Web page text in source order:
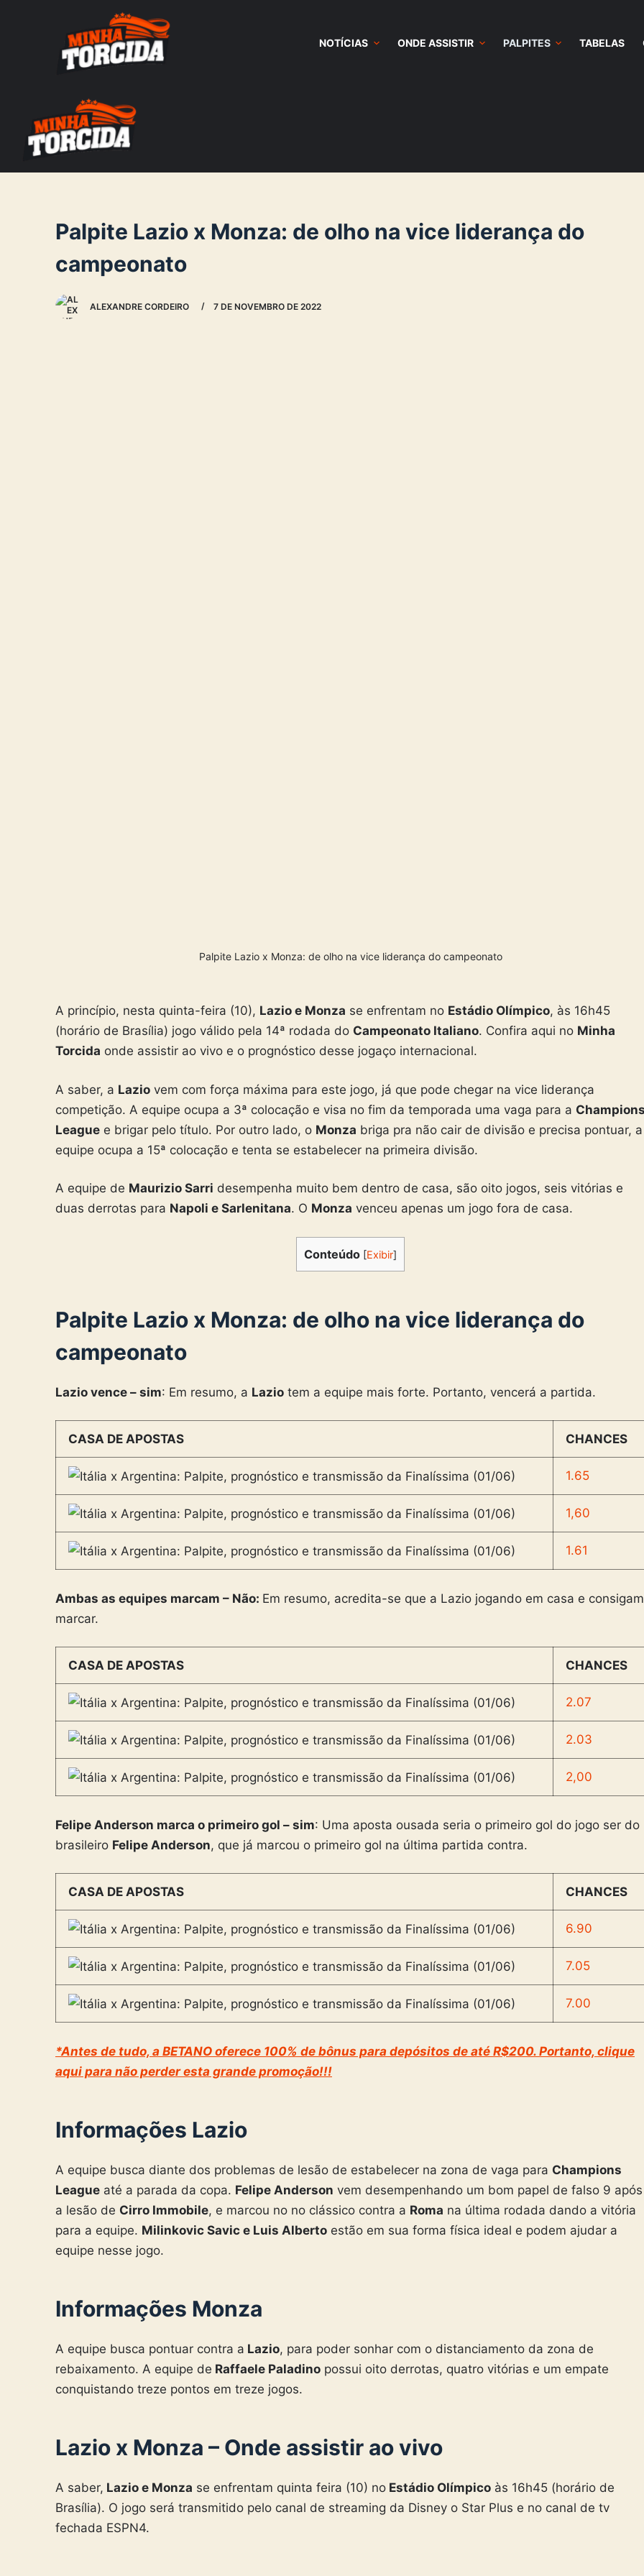
NOTÍCIAS ONDE ASSISTIR PALPITES TABELAS
Palpite Lazio x Monza: de olho na vice liderança do
campeonato
ALEXANDRE CORDEIRO 7 DE NOVEMBRO DE 2022
Palpite Lazio x Monza: de olho na vice liderança do campeonato
A princípio, nesta quinta-feira (10), Lazio e Monza se enfrentam no Estádio Olímpico, às 16h45
(horário de Brasília) jogo válido pela 14ª rodada do Campeonato Italiano. Confira aqui no Minha
Torcida onde assistir ao vivo e o prognóstico desse jogaço internacional.
A saber, a Lazio vem com força máxima para este jogo, já que pode chegar na vice liderança
competição. A equipe ocupa a 3ª colocação e visa no fim da temporada uma vaga para a
League e brigar pelo título. Por outro lado, o Monza briga pra não cair de divisão e precisa pontuar, a
equipe ocupa a 15ª colocação e tenta se estabelecer na primeira divisão.
A equipe de Maurizio Sarri desempenha muito bem dentro de casa, são oito jogos, seis vitórias e
duas derrotas para Napoli e Sarlenitana. O Monza venceu apenas um jogo fora de casa.
Conteúdo [Exibir]
Palpite Lazio x Monza: de olho na vice liderança do
campeonato
Lazio vence – sim: Em resumo, a Lazio tem a equipe mais forte. Portanto, vencerá a partida.
CASA DE APOSTAS CHANCES
1.65
1,60
1.61
Ambas as equipes marcam – Não: Em resumo, acredita-se que a Lazio jogando em casa e consigam
marcar.
CASA DE APOSTAS CHANCES
2.07
2.03
2,00
Felipe Anderson marca o primeiro gol – sim: Uma aposta ousada seria o primeiro gol do jogo ser do
brasileiro Felipe Anderson, que já marcou o primeiro gol na última partida contra.
CASA DE APOSTAS CHANCES
6.90
7.05
7.00
*Antes de tudo, a BETANO oferece 100% de bônus para depósitos de até R$200. Portanto, clique
aqui para não perder esta grande promoção!!!
Informações Lazio
A equipe busca diante dos problemas de lesão de estabelecer na zona de vaga para Champions
League até a parada da copa. Felipe Anderson vem desempenhando um bom papel de falso 9 após
a lesão de Cirro Immobile, e marcou no no clássico contra a Roma na última rodada dando a vitória
para a equipe. Milinkovic Savic e Luis Alberto estão em sua forma física ideal e podem ajudar a
equipe nesse jogo.
Informações Monza
A equipe busca pontuar contra a Lazio, para poder sonhar com o distanciamento da zona de
rebaixamento. A equipe de Raffaele Paladino possui oito derrotas, quatro vitórias e um empate
conquistando treze pontos em treze jogos.
Lazio x Monza – Onde assistir ao vivo
A saber, Lazio e Monza se enfrentam quinta feira (10) no Estádio Olímpico às 16h45 (horário de
Brasília). O jogo será transmitido pelo canal de streaming da Disney o Star Plus e no canal de tv
fechada ESPN4.